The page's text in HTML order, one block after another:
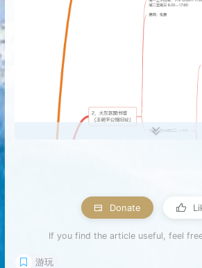
Donate
If you find the article useful, feel
游玩